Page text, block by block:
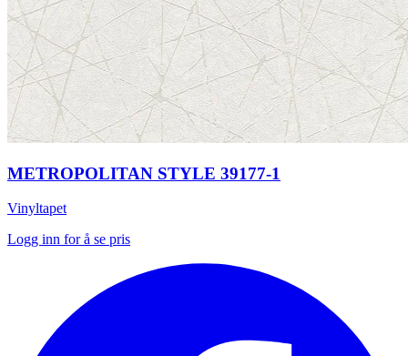
METROPOLITAN STYLE 39177-1
Vinyltapet
Logg inn for å se pris